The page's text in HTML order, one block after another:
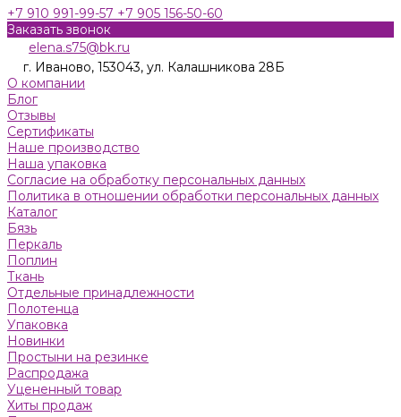
+7 910 991-99-57 +7 905 156-50-60
Заказать звонок
elena.s75@bk.ru
г. Иваново, 153043, ул. Калашникова 28Б
О компании
Блог
Отзывы
Сертификаты
Наше производство
Наша упаковка
Согласие на обработку персональных данных
Политика в отношении обработки персональных данных
Каталог
Бязь
Пeркaль
Поплин
Ткань
Отдельные принадлежности
Полотенца
Упаковка
Новинки
Простыни на резинке
Распродажа
Уцененный товар
Хиты продаж